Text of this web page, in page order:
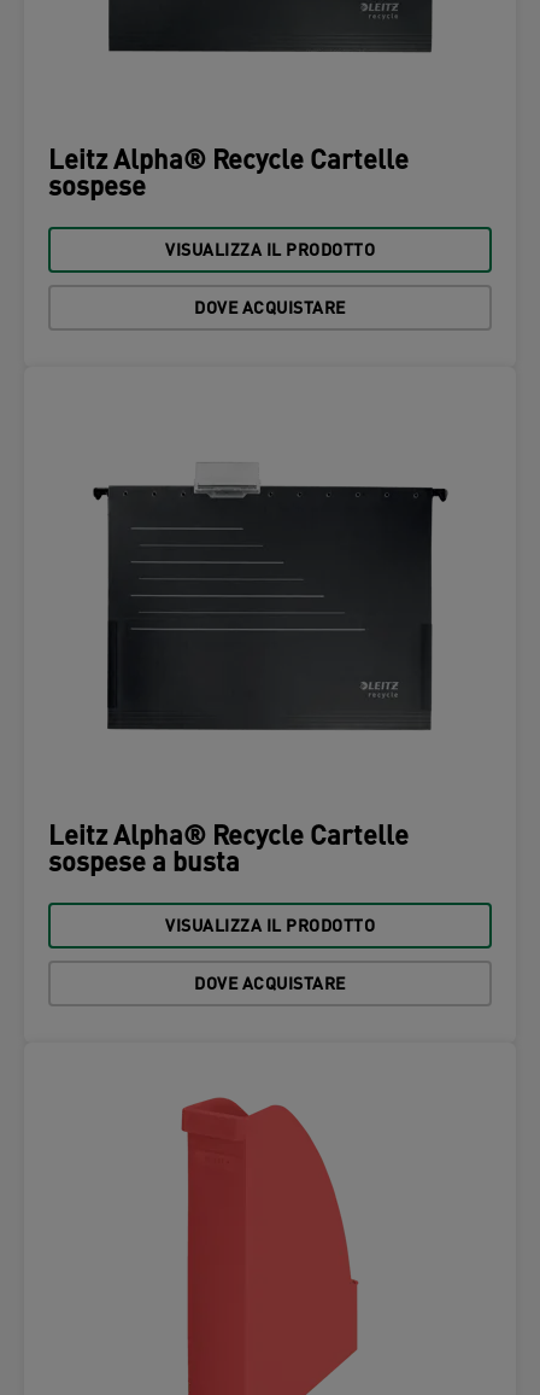
Leitz Alpha® Recycle Cartelle
sospese
VISUALIZZA IL PRODOTTO
DOVE ACQUISTARE
Leitz Alpha® Recycle Cartelle
sospese a busta
VISUALIZZA IL PRODOTTO
DOVE ACQUISTARE